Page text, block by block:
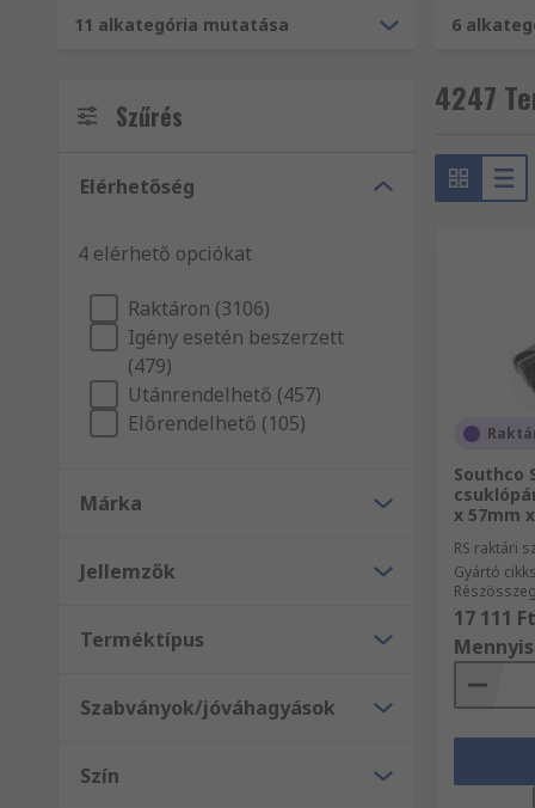
11 alkategória mutatása 6
Szűrés
Elérhetőség
4 elérhető opciókat
Raktáron (3106)
Igény esetén beszerzett
(479)
Utánrendelhető (457)
Előrendelhető (105)
Márka
Jellemzők
Terméktípus
Szabványok/jóváhagyások
Szín
4247
Southco
x 57mm
RS raktári
Gyártó
17 111 Ft